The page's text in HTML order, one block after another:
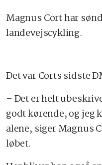
Magnus Cort har
landevejscykling.
Det var Corts sidste
– Det er helt
godt kørende, og jeg
alene, siger Magnus
løbet.